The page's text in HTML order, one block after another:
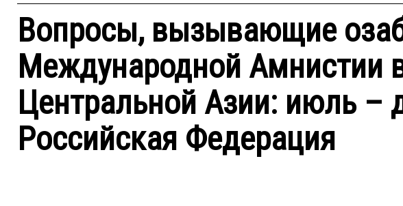
Вопросы, вызывающие
Международной Амнистии
Центральной Азии: июль –
Российская Федерация